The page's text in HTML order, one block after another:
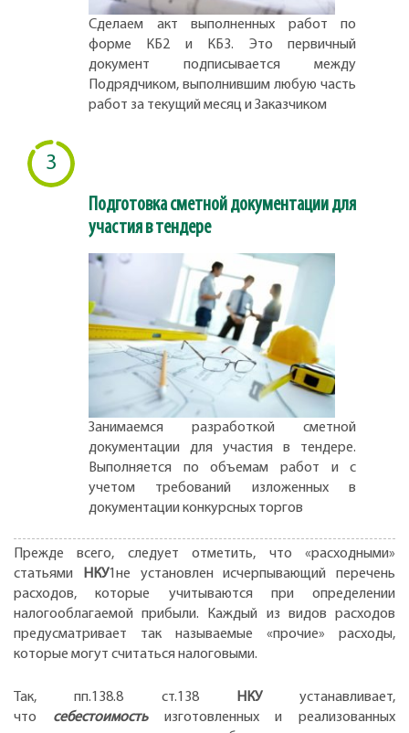
Сделаем акт выполненных работ по
форме КБ2 и КБ3. Это первичный
документ подписывается между
Подрядчиком, выполнившим любую часть
работ за текущий месяц и Заказчиком
3
Подготовка сметной документации для
участия в тендере
Занимаемся разработкой сметной
документации для участия в тендере.
Выполняется по объемам работ и с
учетом требований изложенных в
документации конкурсных торгов
Прежде всего, следует отметить, что «расходными»
статьями
НКУ1не установлен исчерпывающий перечень
расходов, которые учитываются при определении
налогооблагаемой прибыли. Каждый из видов расходов
предусматривает так называемые «прочие» расходы,
которые могут считаться налоговыми.
Так, пп.138.8 ст.138 НКУ устанавливает,
что себестоимость изготовленных и реализованных